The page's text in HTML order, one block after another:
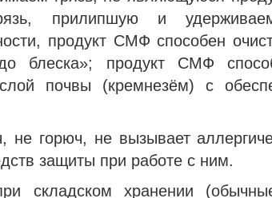
прилипшую и
продукт СМФ способен
блеска»; продукт СМФ
почвы (кремнезём) с
горюч, не вызывает
защиты при работе с ним.
складском хранении